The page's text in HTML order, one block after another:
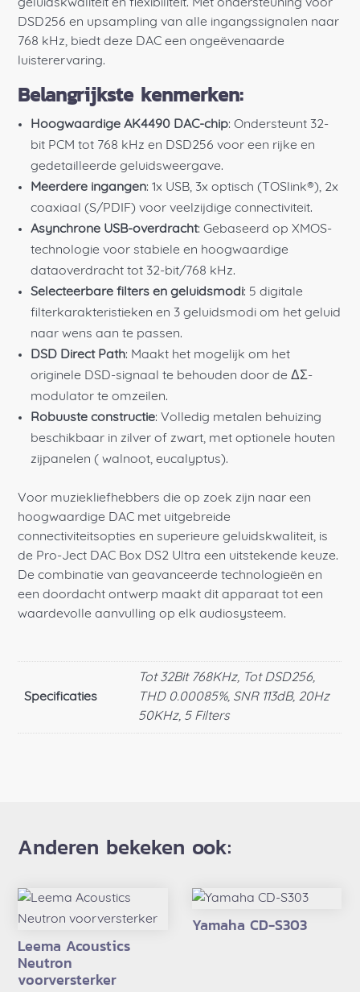
geluidskwaliteit en flexibiliteit. Met ondersteuning voor
DSD256 en upsampling van alle ingangssignalen naar
768 kHz, biedt deze DAC een ongeëvenaarde
luisterervaring.
Belangrijkste kenmerken:
Hoogwaardige AK4490 DAC-chip: Ondersteunt 32-
bit PCM tot 768 kHz en DSD256 voor een rijke en
gedetailleerde geluidsweergave.
Meerdere ingangen: 1x USB, 3x optisch (TOSlink®), 2x
coaxiaal (S/PDIF) voor veelzijdige connectiviteit.
Asynchrone USB-overdracht: Gebaseerd op XMOS-
technologie voor stabiele en hoogwaardige
dataoverdracht tot 32-bit/768 kHz.
Selecteerbare filters en geluidsmodi: 5 digitale
filterkarakteristieken en 3 geluidsmodi om het geluid
naar wens aan te passen.
DSD Direct Path: Maakt het mogelijk om het
originele DSD-signaal te behouden door de ΔΣ-
modulator te omzeilen.
Robuuste constructie: Volledig metalen behuizing
beschikbaar in zilver of zwart, met optionele houten
zijpanelen ( walnoot, eucalyptus).
Voor muziekliefhebbers die op zoek zijn naar een
hoogwaardige DAC met uitgebreide
connectiviteitsopties en superieure geluidskwaliteit, is
de Pro-Ject DAC Box DS2 Ultra een uitstekende keuze.
De combinatie van geavanceerde technologieën en
een doordacht ontwerp maakt dit apparaat tot een
waardevolle aanvulling op elk audiosysteem.
Specificaties
Tot 32Bit 768KHz, Tot DSD256,
THD 0.00085%, SNR 113dB, 20Hz
50KHz, 5 Filters
Anderen bekeken ook:
Leema Acoustics
Neutron
voorversterker
Yamaha CD-S303